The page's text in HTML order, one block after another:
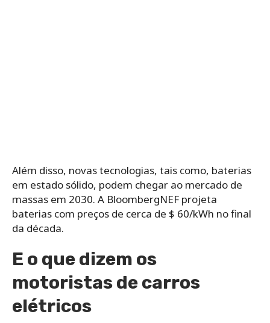
Além disso, novas tecnologias, tais como, baterias
em estado sólido, podem chegar ao mercado de
massas em 2030. A BloombergNEF projeta
baterias com preços de cerca de $ 60/kWh no final
da década.
E o que dizem os
motoristas de carros
elétricos